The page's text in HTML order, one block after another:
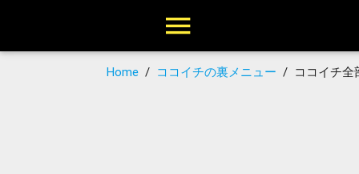
Home / ココイチの裏メニュー / ココイチ全